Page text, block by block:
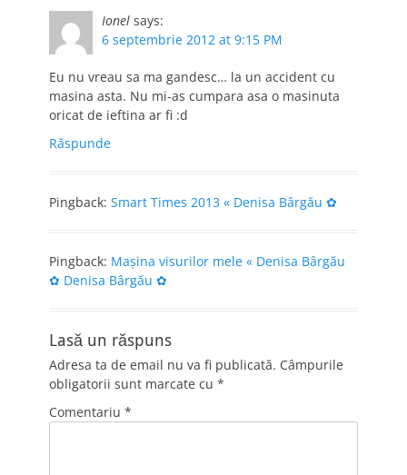
Ionel says:
6 septembrie 2012 at 9:15 PM
Eu nu vreau sa ma gandesc… la un accident cu
masina asta. Nu mi-as cumpara asa o masinuta
oricat de ieftina ar fi :d
Răspunde
Pingback: Smart Times 2013 « Denisa Bârgău ✿
Pingback: Maşina visurilor mele « Denisa Bârgău
✿ Denisa Bârgău ✿
Lasă un răspuns
Adresa ta de email nu va fi publicată. Câmpurile
obligatorii sunt marcate cu *
Comentariu *